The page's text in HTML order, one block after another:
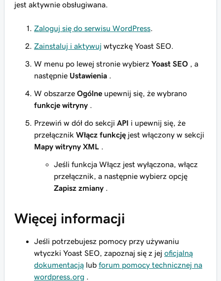
jest aktywnie obsługiwana.
Zaloguj się do serwisu WordPress
Zainstaluj i aktywuj wtyczkę Yoast SEO.
W menu po lewej stronie wybierz Yoast SEO , a
następnie Ustawienia
W obszarze Ogólne upewnij się, że wybrano
funkcje witryny
Przewiń w dół do sekcji API i upewnij się, że
przełącznik Włącz funkcję jest włączony w sekcji
Mapy witryny XML
Jeśli funkcja Włącz jest wyłączona, włącz
przełącznik, a następnie wybierz opcję
Zapisz zmiany
Więcej informacji
Jeśli potrzebujesz pomocy przy używaniu
wtyczki Yoast SEO, zapoznaj się z jej oficjalną
dokumentacją lub forum pomocy technicznej na
wordpress.org